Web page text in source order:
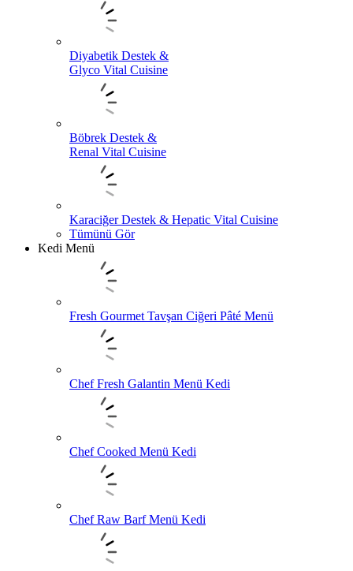
Diyabetik Destek &
Glyco Vital Cuisine
Böbrek Destek &
Renal Vital Cuisine
Karaciğer Destek & Hepatic Vital Cuisine
Tümünü Gör
Kedi Menü
Fresh Gourmet Tavşan Ciğeri Pâté Menü
Chef Fresh Galantin Menü Kedi
Chef Cooked Menü Kedi
Chef Raw Barf Menü Kedi